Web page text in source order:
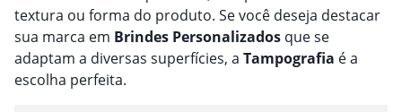
textura ou forma do produto. Se você deseja destacar
sua marca em Brindes Personalizados que se
adaptam a diversas superfícies, a Tampografia é a
escolha perfeita.